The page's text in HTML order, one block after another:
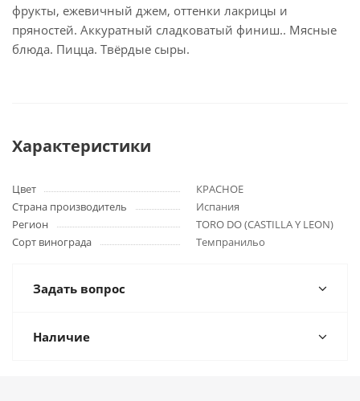
фрукты, ежевичный джем, оттенки лакрицы и
пряностей. Аккуратный сладковатый финиш.. Мясные
блюда. Пицца. Твёрдые сыры.
Характеристики
Цвет
КРАСНОЕ
Страна производитель
Испания
Регион
TORO DO (CASTILLA Y LEON)
Сорт винограда
Темпранильо
Задать вопрос
Наличие